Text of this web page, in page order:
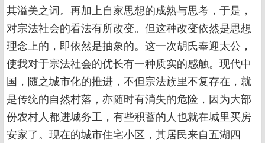
其溢美之词。再加上自家思想的成熟与思考，于是，
对宗法社会的看法有所改变。但这种改变依然是思想
理念上的，即依然是抽象的。这一次胡氏奉迎太公，
使我对于宗法社会的优长有一种质实的感触。现代中
国，随之城市化的推进，不但宗法族里不复存在，就
是传统的自然村落，亦随时有消失的危险，因为大部
份农村人都进城务工，有些积蓄的人也就在城里买房
安家了。现在的城市住宅小区，其居民来自五湖四